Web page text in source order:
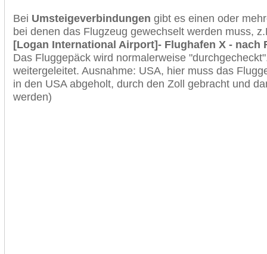
Bei Umsteigeverbindungen gibt es einen oder
bei denen das Flugzeug gewechselt werden muss,
[Logan International Airport]- Flughafen X - nach
Das Fluggepäck wird normalerweise
weitergeleitet. Ausnahme: USA, hier muss das
in den USA abgeholt, durch den Zoll gebracht und
werden)